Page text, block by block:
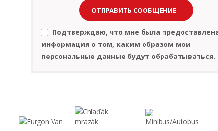
информация о том, каким образом мои
персональные данные будут обрабатываться.